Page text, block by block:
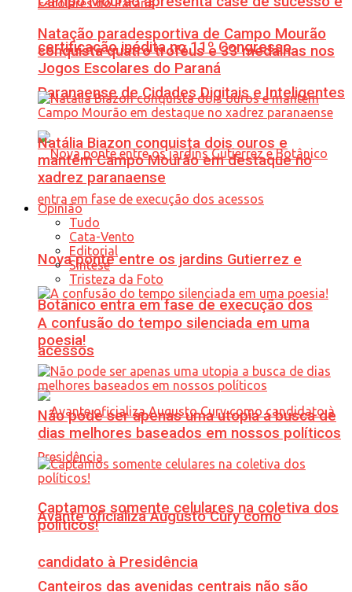
certificação inédita no 11º Congresso
Paranaense de Cidades Digitais e Inteligentes
Nova ponte entre os jardins Gutierrez e
Botânico entra em fase de execução dos
acessos
Avante oficializa Augusto Cury como
candidato à Presidência
Natação paradesportiva de Campo Mourão
conquista quatro troféus e 33 medalhas nos
Jogos Escolares do Paraná
Natália Biazon conquista dois ouros e
mantém Campo Mourão em destaque no
xadrez paranaense
Opinião
Tudo
Cata-Vento
Editorial
Síntese
Tristeza da Foto
A confusão do tempo silenciada em uma
poesia!
Não pode ser apenas uma utopia a busca de
dias melhores baseados em nossos políticos
Captamos somente celulares na coletiva dos
políticos!
Canteiros das avenidas centrais não são